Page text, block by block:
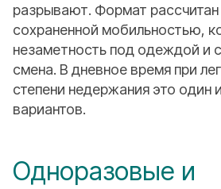
разрывают. Формат
сохраненной мобильностью,
незаметность под одеждой и
смена. В дневное время при
степени недержания это один
вариантов.
Одноразовые и